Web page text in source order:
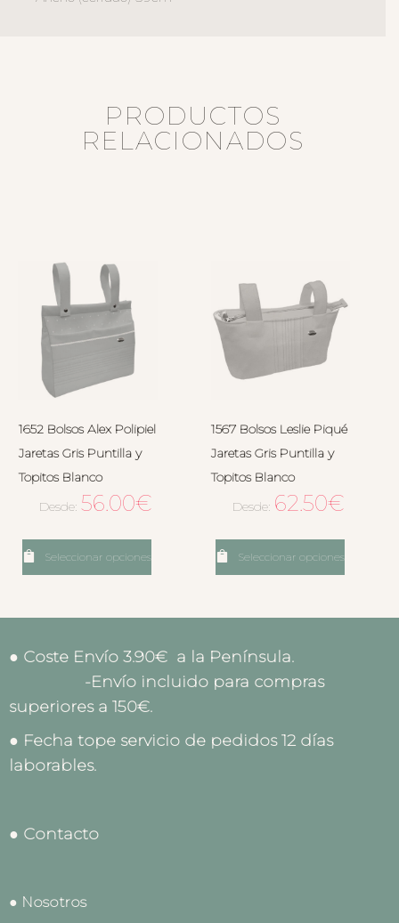
PRODUCTOS
RELACIONADOS
1652 Bolsos Alex Polipiel
Jaretas Gris Puntilla y
Topitos Blanco
Desde: 56.00€
Seleccionar opciones
1567 Bolsos Leslie Piqué
Jaretas Gris Puntilla y
Topitos Blanco
Desde: 62.50€
Seleccionar opciones
● Coste Envío 3.90€ a la Península.
-Envío incluido para compras
superiores a 150€.
● Fecha tope servicio de pedidos 12 días
laborables.
● Contacto
● Nosotros